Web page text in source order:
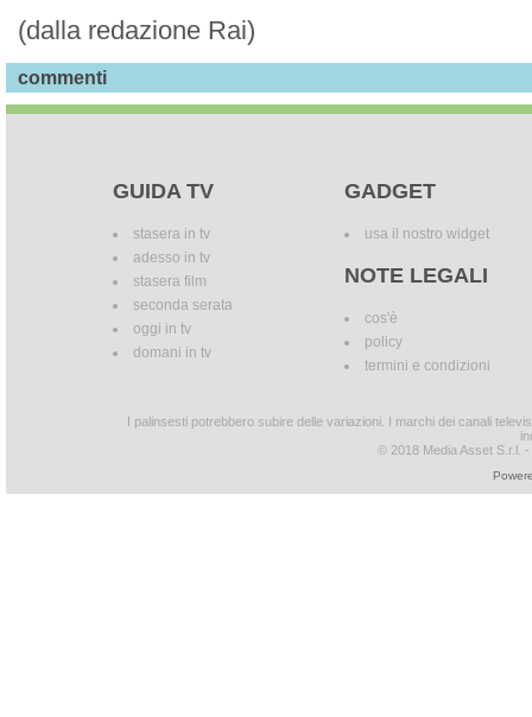
(dalla redazione Rai)
commenti
GUIDA TV
stasera in tv
adesso in tv
stasera film
seconda serata
oggi in tv
domani in tv
GADGET
usa il nostro widget
NOTE LEGALI
cos'è
policy
termini e condizioni
I palinsesti potrebbero subire delle variazioni. I marchi dei canali
© 2018 Media Asset S.r.l.